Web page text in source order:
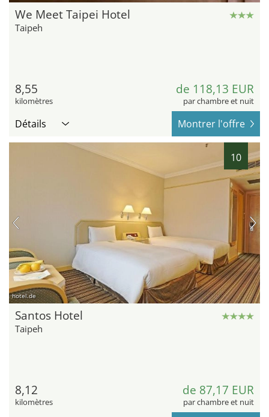
We Meet Taipei Hotel
Taipeh
8,55
kilomètres
de 118,13 EUR
par chambre et nuit
Détails Montrer l'offre
10
hotel.de
Santos Hotel
Taipeh
8,12
kilomètres
de 87,17 EUR
par chambre et nuit